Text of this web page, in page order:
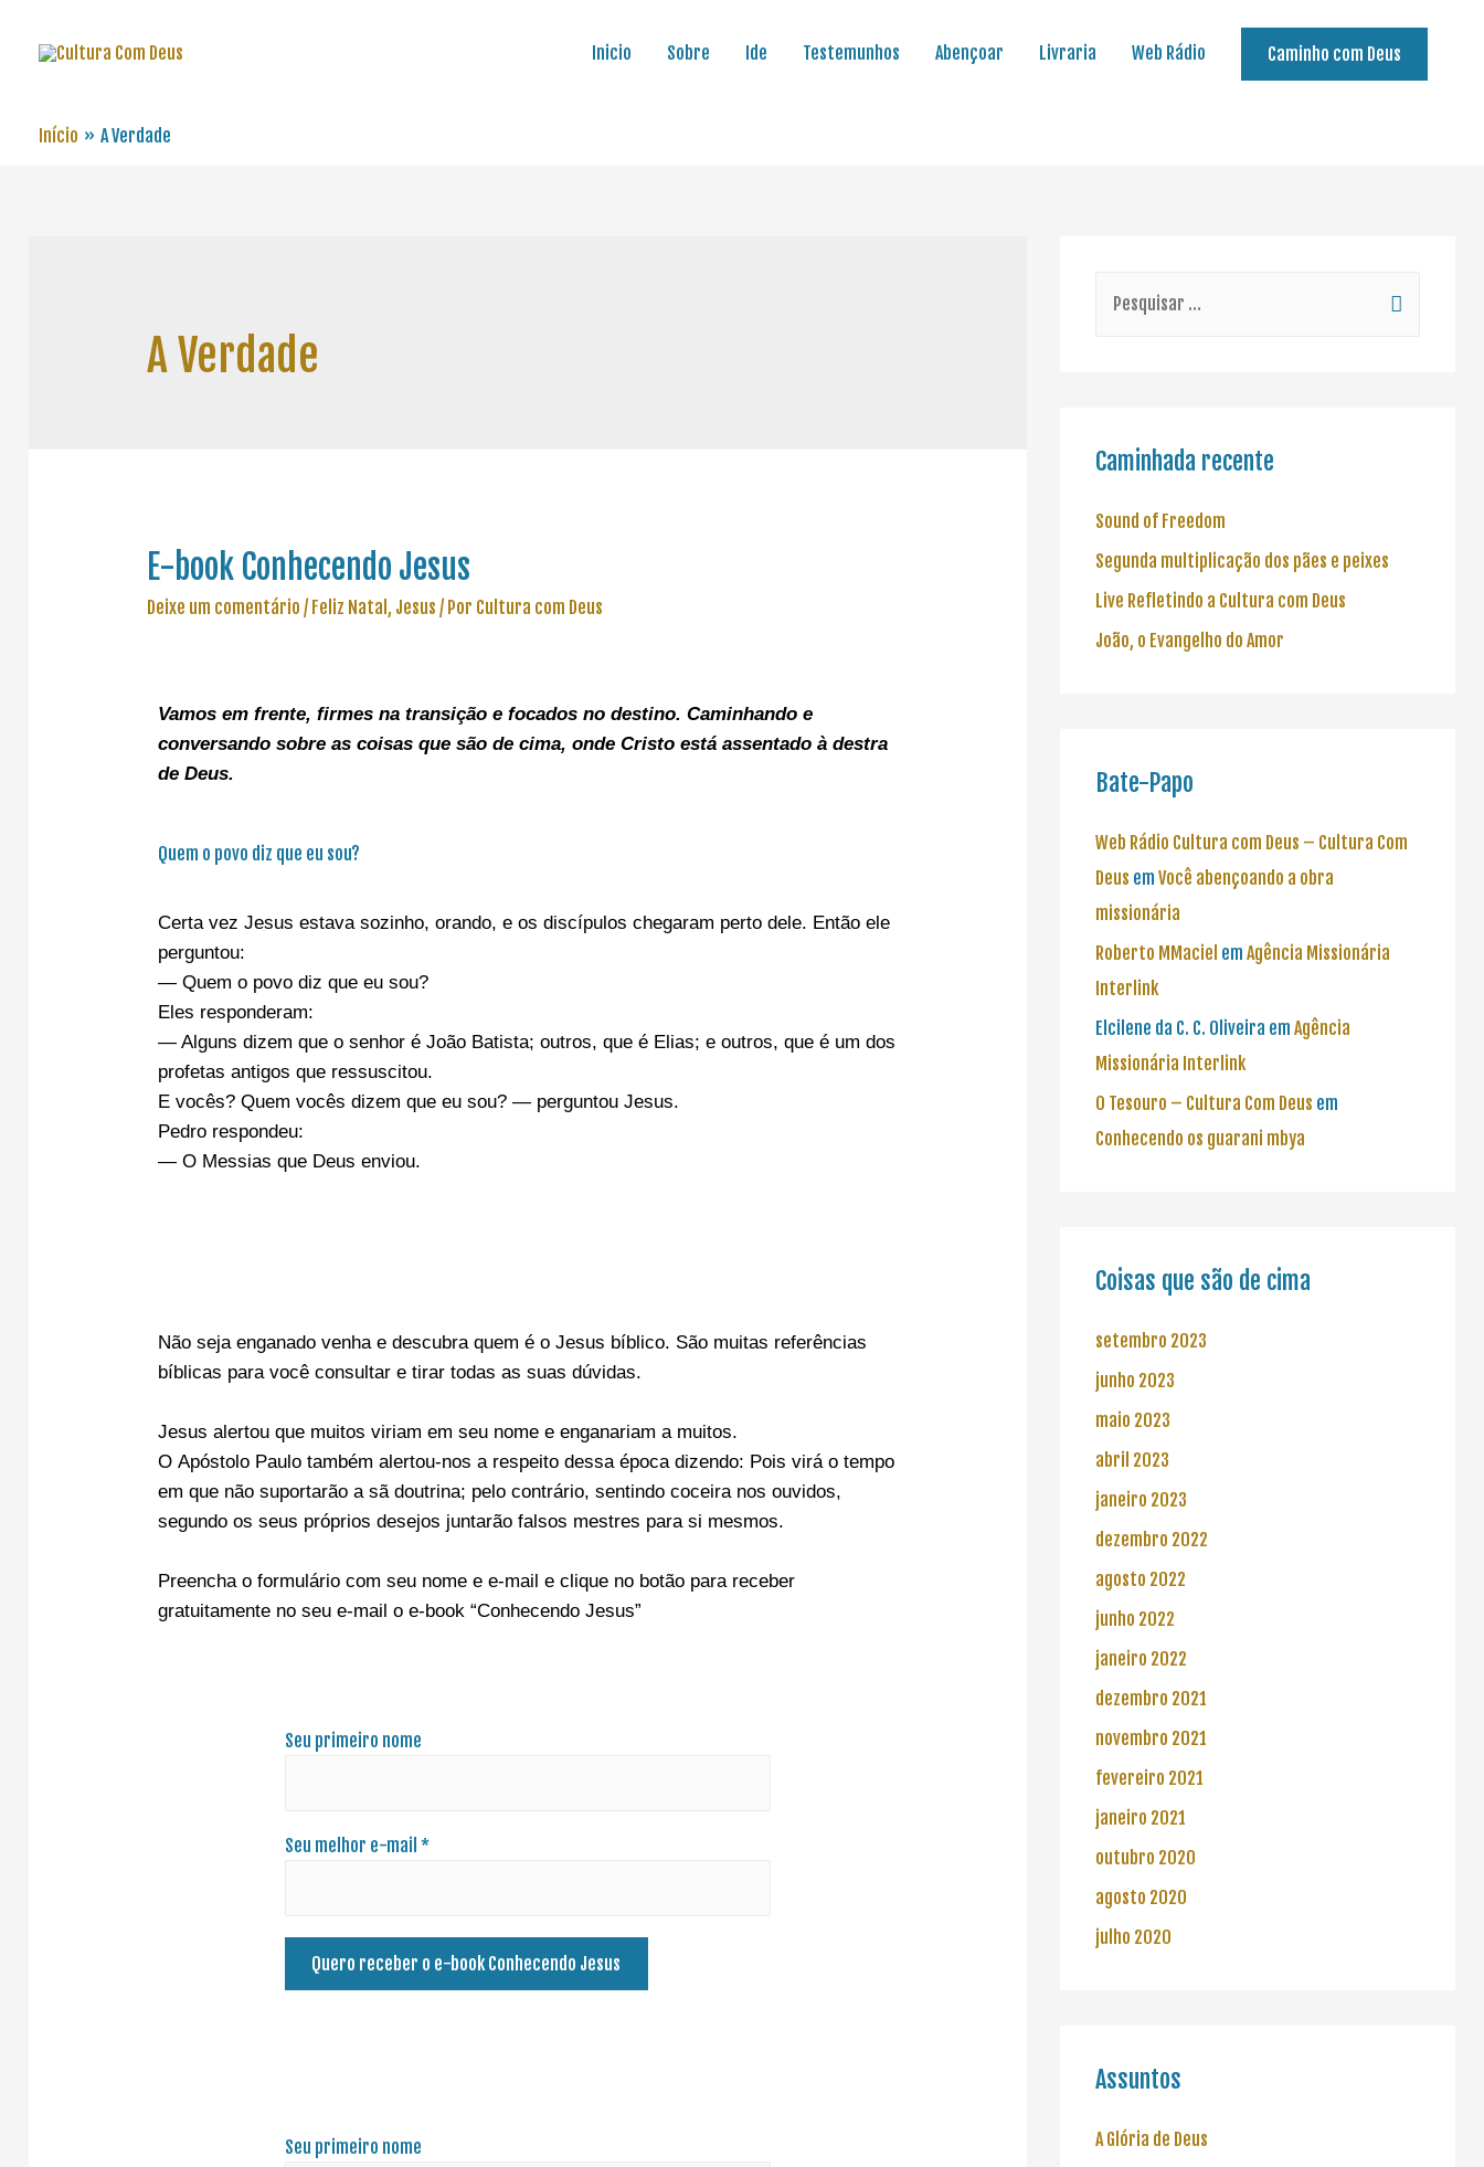
Inicio Sobre Ide Testemunhos Abençoar Livraria Web Rádio Caminho com Deus
Início A Verdade
A Verdade
E-book Conhecendo Jesus
Deixe um comentário / Feliz Natal , Jesus / Por Cultura com Deus
Vamos em frente, firmes na transição e focados no destino. Caminhando e
conversando sobre as coisas que são de cima, onde Cristo está assentado à destra
de Deus.
Quem o povo diz que eu sou?
Certa vez Jesus estava sozinho, orando, e os discípulos chegaram perto dele. Então ele
perguntou:
— Quem o povo diz que eu sou?
Eles responderam:
— Alguns dizem que o senhor é João Batista; outros, que é Elias; e outros, que é um dos
profetas antigos que ressuscitou.
E vocês? Quem vocês dizem que eu sou?— perguntou Jesus.
Pedro respondeu:
— O Messias que Deus enviou.
Não seja enganado venha e descubra quem é o Jesus bíblico. São muitas referências
bíblicas para você consultar e tirar todas as suas dúvidas.
Jesus alertou que muitos viriam em seu nome e enganariam a muitos.
O Apóstolo Paulo também alertou-nos a respeito dessa época dizendo: Pois virá o tempo
em que não suportarão a sã doutrina; pelo contrário, sentindo coceira nos ouvidos,
segundo os seus próprios desejos juntarão falsos mestres para si mesmos.
Preencha o formulário com seu nome e e-mail e clique no botão para receber
gratuitamente no seu e-mail o e-book “Conhecendo Jesus”
Seu primeiro nome
Seu melhor e-mail *
Seu primeiro nome
Caminhada recente
Sound of Freedom
Segunda multiplicação dos pães e peixes
Live Refletindo a Cultura com Deus
João, o Evangelho do Amor
Bate-Papo
Web Rádio Cultura com Deus – Cultura Com
Deus emVocê abençoando a obra
missionária
Roberto MMaciel emAgência Missionária
Interlink
Elcilene da C. C. Oliveira emAgência
Missionária Interlink
O Tesouro – Cultura Com Deus em
Conhecendo os guarani mbya
Coisas que são de cima
setembro 2023
junho 2023
maio 2023
abril 2023
janeiro 2023
dezembro 2022
agosto 2022
junho 2022
janeiro 2022
dezembro 2021
novembro 2021
fevereiro 2021
janeiro 2021
outubro 2020
agosto 2020
julho 2020
Assuntos
A Glória de Deus